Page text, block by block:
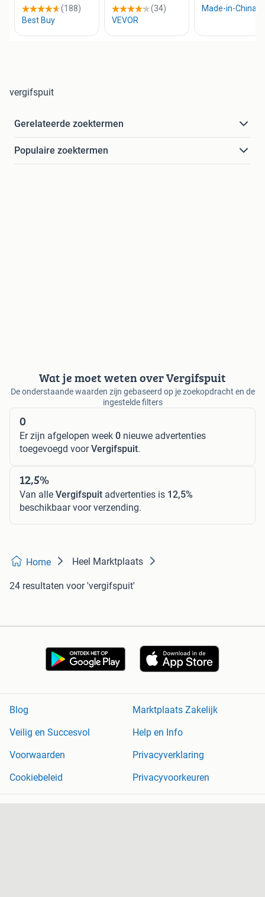
vergifspuit
Gerelateerde zoektermen
Populaire zoektermen
Wat je moet weten over Vergifspuit
De onderstaande waarden zijn gebaseerd op je zoekopdracht en de
ingestelde filters
0
Er zijn afgelopen week 0 nieuwe advertenties
toegevoegd voorVergifspuit.
12,5%
Van alle Vergifspuit advertenties is 12,5%
beschikbaar voor verzending.
Home Heel Marktplaats
24 resultaten voor 'vergifspuit'
Blog
Marktplaats Zakelijk
Veilig en Succesvol
Help en Info
Voorwaarden
Privacyverklaring
Cookiebeleid
Privacyvoorkeuren